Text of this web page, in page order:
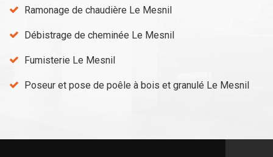
Ramonage de chaudière Le Mesnil
Débistrage de cheminée Le Mesnil
Fumisterie Le Mesnil
Poseur et pose de poêle à bois et granulé Le Mesnil